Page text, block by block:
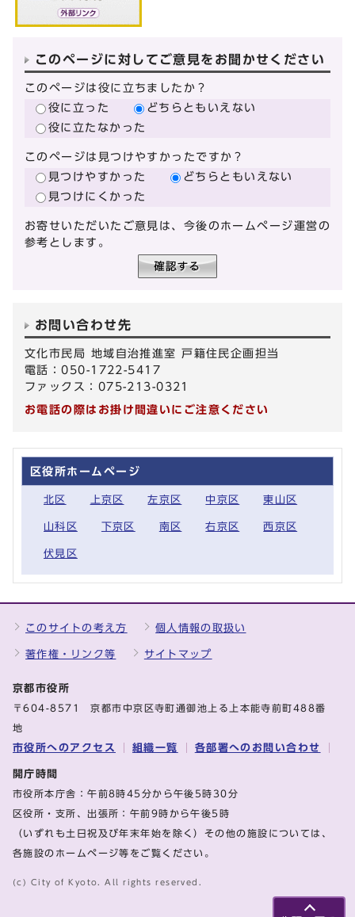
このページに対してご意見をお聞かせください
このページは役に立ちましたか？
役に立った
どちらともいえない
役に立たなかった
このページは見つけやすかったですか？
見つけやすかった
どちらともいえない
見つけにくかった
お寄せいただいたご意見は、今後のホームページ運営の
参考とします。
お問い合わせ先
文化市民局 地域自治推進室 戸籍住民企画担当
電話：050-1722-5417
ファックス：075-213-0321
お電話の際はお掛け間違いにご注意ください
区役所ホームページ
北区 上京区 左京区 中京区 東山区
山科区 下京区 南区 右京区 西京区
伏見区
このサイトの考え方 個人情報の取扱い
著作権・リンク等 サイトマップ
京都市役所
〒604-8571 京都市中京区寺町通御池上る上本能寺前町488番
地
市役所へのアクセス 組織一覧 各部署へのお問い合わせ
開庁時間
市役所本庁舎：午前8時45分から午後5時30分
区役所・支所、出張所：午前9時から午後5時
（いずれも土日祝及び年末年始を除く）その他の施設については、
各施設のホームページ等をご覧ください。
(c) City of Kyoto. All rights reserved.